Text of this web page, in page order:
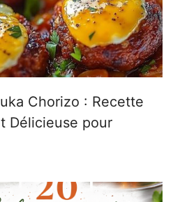
Chorizo : Recette
Délicieuse pour